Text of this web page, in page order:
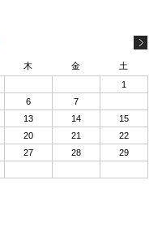
木 金
土
1
6 7
13 14
15
20 21
22
27 28
29